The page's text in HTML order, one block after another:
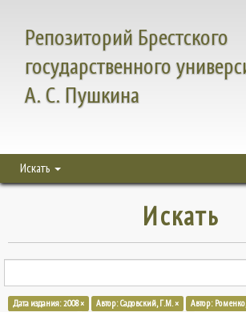
Репозиторий Брестского
государственного
А. С. Пушкина
Искать
Искать
Дата издания: 2008 × Автор: Садовский, Г.М. × Автор: